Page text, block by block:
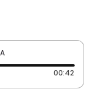
00:42